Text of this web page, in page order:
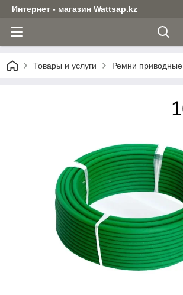
Интернет - магазин Wattsap.kz
Товары и услуги Ремни приводные